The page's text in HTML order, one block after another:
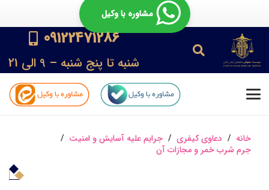
مشاوره با وکیل
09122471286
شنبه تا پنج شنبه – 9 الی 21
خانه / دعاوی کیفری / جرایم علیه آسایش و امنیت /
جرم شرب‌ خمر و مجازات آن